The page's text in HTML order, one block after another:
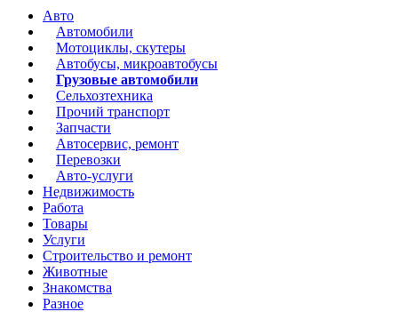
Авто
Автомобили
Мотоциклы, скутеры
Автобусы, микроавтобусы
Грузовые автомобили
Сельхозтехника
Прочий транспорт
Запчасти
Автосервис, ремонт
Перевозки
Авто-услуги
Недвижимость
Работа
Товары
Услуги
Строительство и ремонт
Животные
Знакомства
Разное